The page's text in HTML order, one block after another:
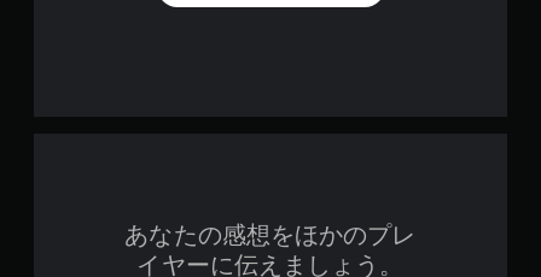
あなたの感想をほかのプレ
イヤーに伝えましょう。